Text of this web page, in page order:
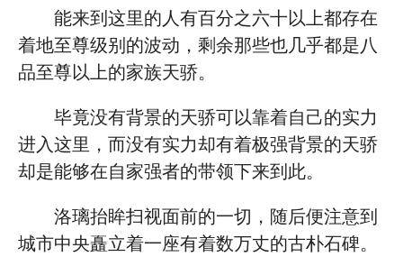
能来到这里的人有百分之六十以上都存在
着地至尊级别的波动，剩余那些也几乎都是八
品至尊以上的家族天骄。
毕竟没有背景的天骄可以靠着自己的实力
进入这里，而没有实力却有着极强背景的天骄
却是能够在自家强者的带领下来到此。
洛璃抬眸扫视面前的一切，随后便注意到
城市中央矗立着一座有着数万丈的古朴石碑。